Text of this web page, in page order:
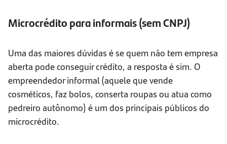
Microcrédito para informais (sem CNPJ)
Uma das maiores dúvidas é se quem não tem empresa
aberta pode conseguir crédito, a resposta é sim. O
empreendedor informal (aquele que vende
cosméticos, faz bolos, conserta roupas ou atua como
pedreiro autônomo) é um dos principais públicos do
microcrédito.